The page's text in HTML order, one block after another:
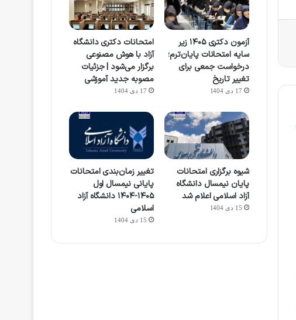
آزمون دکتری ۱۴۰۵ زیر
سایه امتحانات پایان‌ترم؛
درخواست جمعی برای
تغییر تاریخ
17 دی 1404
امتحانات دکتری دانشگاه
آزاد با هوش مصنوعی
برگزار می‌شود | جزئیات
مصوبه جدید آموزشی
17 دی 1404
شیوه برگزاری امتحانات
پایان نیمسال دانشگاه
آزاد اسلامی اعلام شد
15 دی 1404
تغییر زمان‌بندی امتحانات
پایانی نیمسال اول
۱۴۰۵-۱۴۰۴ دانشگاه آزاد
اسلامی
15 دی 1404